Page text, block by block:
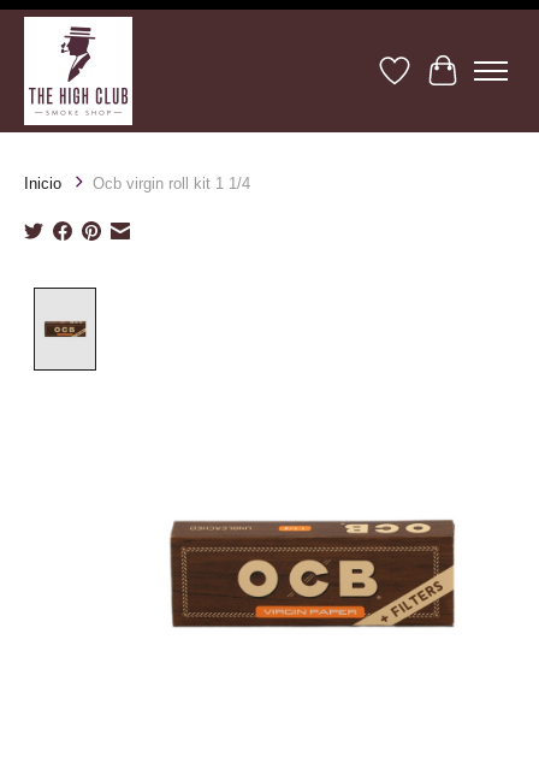
Lista de deseos
Cesta
Inicio Ocb virgin roll kit 1 1/4